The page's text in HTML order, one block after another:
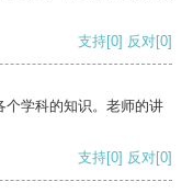
支持[0] 反对[0]
个学科的知识。老师的讲
支持[0] 反对[0]